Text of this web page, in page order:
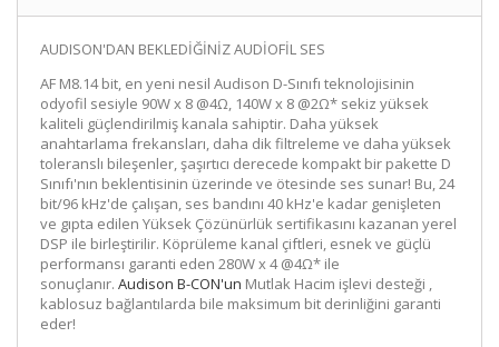
AUDISON'DAN BEKLEDİĞİNİZ AUDİOFİL SES
AF M8.14 bit, en yeni nesil Audison D-Sınıfı teknolojisinin
odyofil sesiyle 90W x 8 @4Ω, 140W x 8 @2Ω* sekiz yüksek
kaliteli güçlendirilmiş kanala sahiptir. Daha yüksek
anahtarlama frekansları, daha dik filtreleme ve daha yüksek
toleranslı bileşenler, şaşırtıcı derecede kompakt bir pakette D
Sınıfı'nın beklentisinin üzerinde ve ötesinde ses sunar! Bu, 24
bit/96 kHz'de çalışan, ses bandını 40 kHz'e kadar genişleten
ve gıpta edilen Yüksek Çözünürlük sertifikasını kazanan yerel
DSP ile birleştirilir. Köprüleme kanal çiftleri, esnek ve güçlü
performansı garanti eden 280W x 4 @4Ω* ile
sonuçlanır. Audison B-CON'un Mutlak Hacim işlevi desteği ,
kablosuz bağlantılarda bile maksimum bit derinliğini garanti
eder!